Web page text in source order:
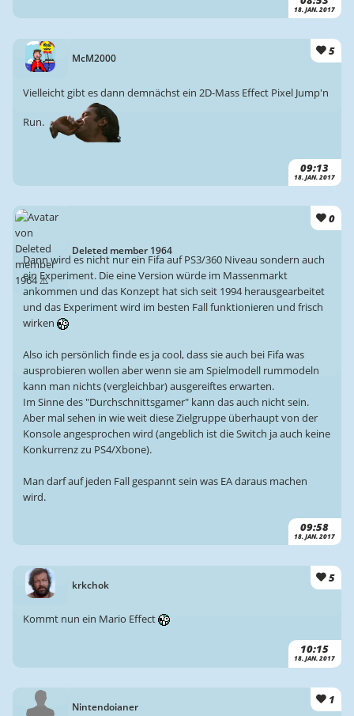
18. JAN. 2017
McM2000
5
09:13
18. JAN. 2017
Vielleicht gibt es dann demnächst ein 2D-Mass Effect Pixel Jump'n
Run.
Deleted member 1964
0
09:58
18. JAN. 2017
Dann wird es nicht nur ein Fifa auf PS3/360 Niveau sondern auch
ein Experiment. Die eine Version würde im Massenmarkt
ankommen und das Konzept hat sich seit 1994 herausgearbeitet
und das Experiment wird im besten Fall funktionieren und frisch
wirken
Also ich persönlich finde es ja cool, dass sie auch bei Fifa was
ausprobieren wollen aber wenn sie am Spielmodell rummodeln
kann man nichts (vergleichbar) ausgereiftes erwarten.
Im Sinne des "Durchschnittsgamer" kann das auch nicht sein.
Aber mal sehen in wie weit diese Zielgruppe überhaupt von der
Konsole angesprochen wird (angeblich ist die Switch ja auch keine
Konkurrenz zu PS4/Xbone).
Man darf auf jeden Fall gespannt sein was EA daraus machen
wird.
krkchok
5
10:15
18. JAN. 2017
Kommt nun ein Mario Effect
Nintendoianer 1